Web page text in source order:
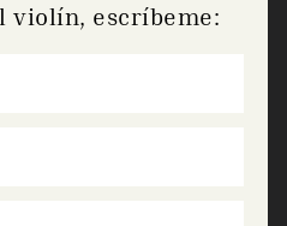
violín, escríbeme: